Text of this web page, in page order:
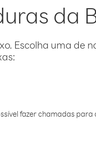
da
Escolha uma de
fazer chamadas